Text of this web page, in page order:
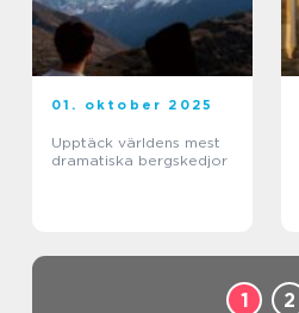
01. oktober 2025
Upptäck världens mest
dramatiska bergskedjor
1 2